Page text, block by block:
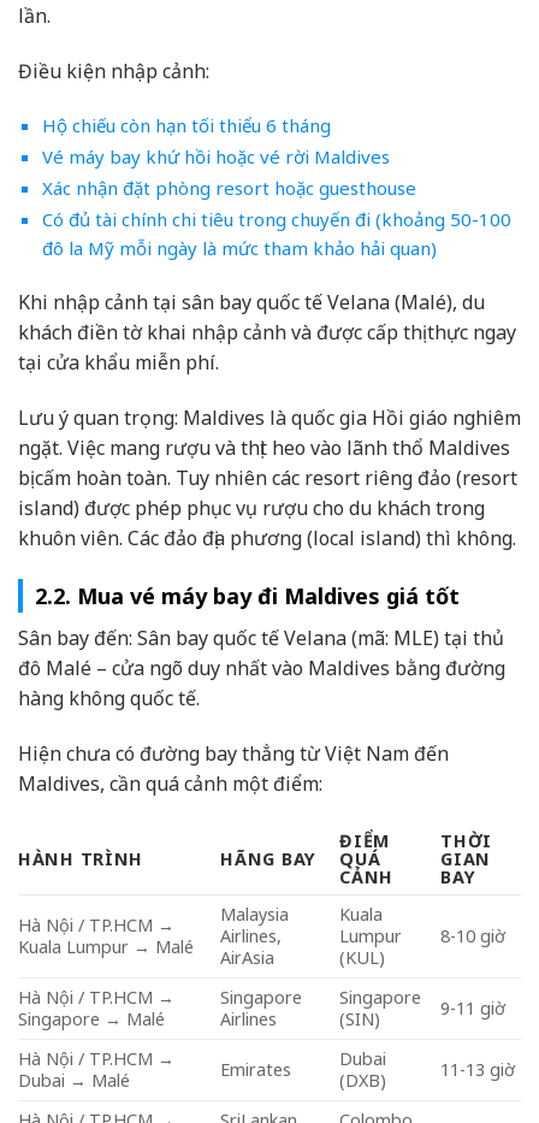
lần.
Điều kiện nhập cảnh:
Hộ chiếu còn hạn tối thiểu 6 tháng
Vé máy bay khứ hồi hoặc vé rời Maldives
Xác nhận đặt phòng resort hoặc guesthouse
Có đủ tài chính chi tiêu trong chuyến đi (khoảng 50-100
đô la Mỹ mỗi ngày là mức tham khảo hải quan)
Khi nhập cảnh tại sân bay quốc tế Velana (Malé), du
khách điền tờ khai nhập cảnh và được cấp thị thực ngay
tại cửa khẩu miễn phí.
Lưu ý quan trọng: Maldives là quốc gia Hồi giáo nghiêm
ngặt. Việc mang rượu và thịt heo vào lãnh thổ Maldives
bị cấm hoàn toàn. Tuy nhiên các resort riêng đảo (resort
island) được phép phục vụ rượu cho du khách trong
khuôn viên. Các đảo địa phương (local island) thì không.
2.2. Mua vé máy bay đi Maldives giá tốt
Sân bay đến: Sân bay quốc tế Velana (mã: MLE) tại thủ
đô Malé – cửa ngõ duy nhất vào Maldives bằng đường
hàng không quốc tế.
Hiện chưa có đường bay thẳng từ Việt Nam đến
Maldives, cần quá cảnh một điểm:
HÀNH TRÌNH HÃNG BAY
ĐIỂM
QUÁ
CẢNH
THỜI
GIAN
BAY
Hà Nội / TP.HCM →
Kuala Lumpur → Malé
Malaysia
Airlines,
AirAsia
Kuala
Lumpur
(KUL)
8-10 giờ
Hà Nội / TP.HCM →
Singapore → Malé
Singapore
Airlines
Singapore
(SIN)
9-11 giờ
Hà Nội / TP.HCM →
Dubai → Malé
Emirates
Dubai
(DXB)
11-13 giờ